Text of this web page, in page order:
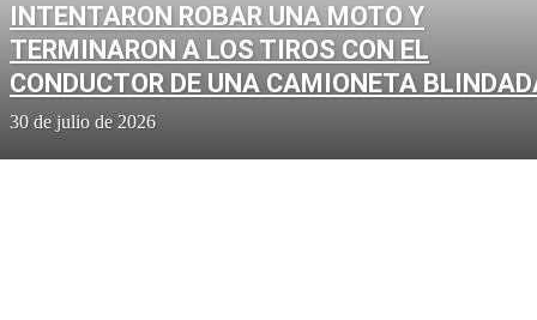
INTENTARON ROBAR UNA MOTO Y
TERMINARON A LOS TIROS CON EL
CONDUCTOR DE UNA CAMIONETA
30 de julio de 2026